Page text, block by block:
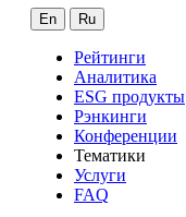
En Ru
Рейтинги
Аналитика
ESG продукты
Рэнкинги
Конференции
Тематики
Услуги
FAQ